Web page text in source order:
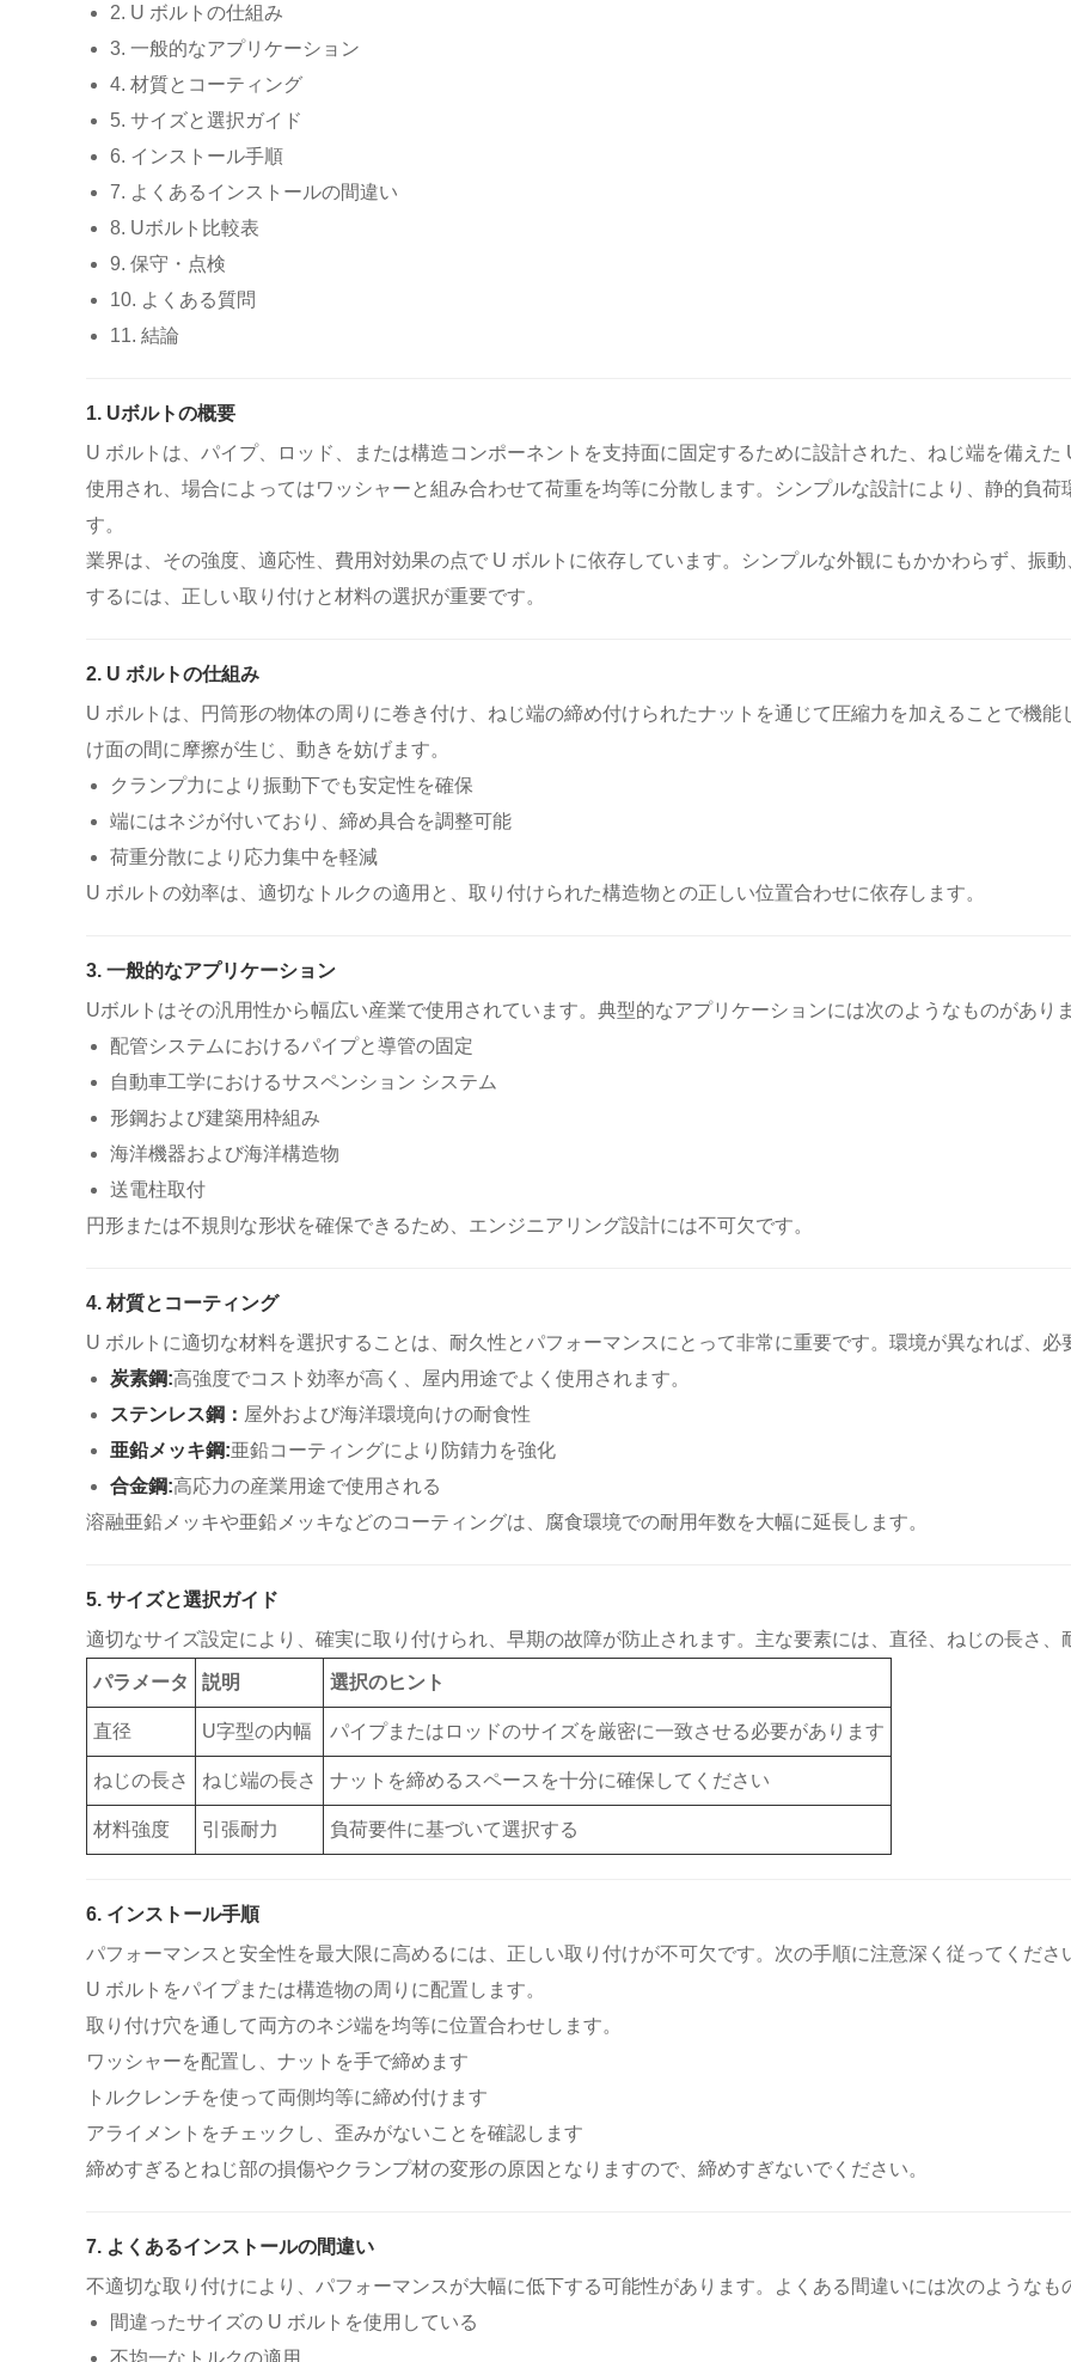
2. U ボルトの仕組み
3. 一般的なアプリケーション
4. 材質とコーティング
5. サイズと選択ガイド
6. インストール手順
7. よくあるインストールの間違い
8. Uボルト比較表
9. 保守・点検
10. よくある質問
11. 結論
1. Uボルトの概要
U ボルトは、パイプ、ロッド、または構造コンポーネントを支持面に固定するために設計された、ねじ端を備え
使用​​され、場合によってはワッシャーと組み合わせて荷重を均等に分散します。シンプルな設計により、静的負
す。
業界は、その強度、適応性、費用対効果の点で U ボルトに依存しています。シンプルな外観にもかかわらず、振
するには、正しい取り付けと材料の選択が重要です。
2. U ボルトの仕組み
U ボルトは、円筒形の物体の周りに巻き付け、ねじ端の締め付けられたナットを通じて圧縮力を加えることで機
け面の間に摩擦が生じ、動きを妨げます。
クランプ力により振動下でも安定性を確保
端にはネジが付いており、締め具合を調整可能
荷重分散により応力集中を軽減
U ボルトの効率は、適切なトルクの適用と、取り付けられた構造物との正しい位置合わせに依存します。
3. 一般的なアプリケーション
Uボルトはその汎用性から幅広い産業で使用されています。典型的なアプリケーションには次のようなものがあり
配管システムにおけるパイプと導管の固定
自動車工学におけるサスペンション システム
形鋼および建築用枠組み
海洋機器および海洋構造物
送電柱取付
円形または不規則な形状を確保できるため、エンジニアリング設計には不可欠です。
4. 材質とコーティング
U ボルトに適切な材料を選択することは、耐久性とパフォーマンスにとって非常に重要です。環境が異なれば、必
炭素鋼:高強度でコスト効率が高く、屋内用途でよく使用されます。
ステンレス鋼： 屋外および海洋環境向けの耐食性
亜鉛メッキ鋼:亜鉛コーティングにより防錆力を強化
合金鋼:高応力の産業用途で使用される
溶融亜鉛メッキや亜鉛メッキなどのコーティングは、腐食環境での耐用年数を大幅に延長します。
5. サイズと選択ガイド
適切なサイズ設定により、確実に取り付けられ、早期の故障が防止されます。主な要素には、直径、ねじの長さ、
パラメータ 説明 選択のヒント
直径 U字型の内幅 パイプまたはロッドのサイズを厳密に一致させる必要があります
ねじの長さ ねじ端の長さ ナットを締めるスペースを十分に確保してください
材料強度 引張耐力 負荷要件に基づいて選択する
6. インストール手順
パフォーマンスと安全性を最大限に高めるには、正しい取り付けが不可欠です。次の手順に注意深く従ってくださ
U ボルトをパイプまたは構造物の周りに配置します。
取り付け穴を通して両方のネジ端を均等に位置合わせします。
ワッシャーを配置し、ナットを手で締めます
トルクレンチを使って両側均等に締め付けます
アライメントをチェックし、歪みがないことを確認します
締めすぎるとねじ部の損傷やクランプ材の変形の原因となりますので、締めすぎないでください。
7. よくあるインストールの間違い
不適切な取り付けにより、パフォーマンスが大幅に低下する可能性があります。よくある間違いには次のようなも
間違ったサイズの U ボルトを使用している
不均一なトルクの適用